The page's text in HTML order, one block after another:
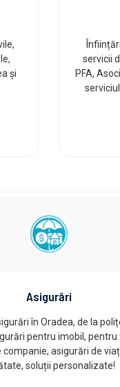
și
servicii
PFA,
Asigurări
în Oradea, de la
pentru imobil, pentru
companie, asigurări de
soluții personalizate!